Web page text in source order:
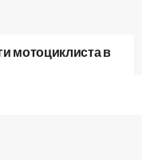
мотоциклиста в